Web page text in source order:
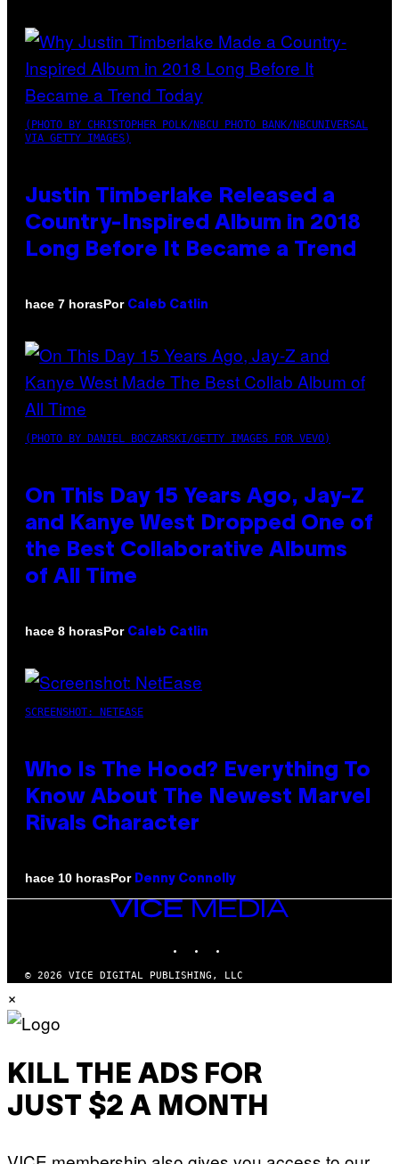
(PHOTO BY CHRISTOPHER POLK/NBCU PHOTO BANK/NBCUNIVERSAL
VIA GETTY IMAGES)
Justin Timberlake Released a
Country-Inspired Album in 2018
Long Before It Became a Trend
hace 7 horasPor Caleb Catlin
(PHOTO BY DANIEL BOCZARSKI/GETTY IMAGES FOR VEVO)
On This Day 15 Years Ago, Jay-Z
and Kanye West Dropped One of
the Best Collaborative Albums
of All Time
hace 8 horasPor Caleb Catlin
SCREENSHOT: NETEASE
Who Is The Hood? Everything To
Know About The Newest Marvel
Rivals Character
hace 10 horasPor Denny Connolly
VICE
MEDIA
© 2026 VICE DIGITAL PUBLISHING, LLC
×
KILL THE ADS FOR
JUST $2 A MONTH